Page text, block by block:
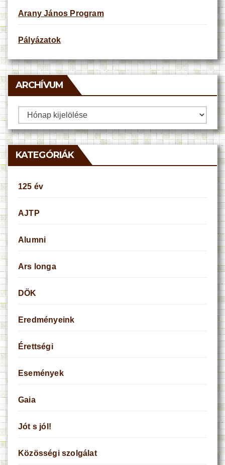
Arany János Program
Pályázatok
ARCHÍVUM
Archívum
KATEGÓRIÁK
125 év
AJTP
Alumni
Ars longa
DÖK
Eredményeink
Érettségi
Események
Gaia
Jót s jól!
Közösségi szolgálat